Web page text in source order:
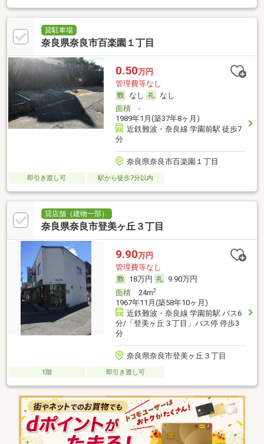
貸駐車場
奈良県奈良市百楽園１丁目
0.50万円
管理費等なし
なし
なし
面積-
1989年1月(築37年8ヶ月)
近鉄難波・奈良線 学園前駅 徒歩7
分
奈良県奈良市百楽園１丁目
即引き渡し可 駅から徒歩7分以内
貸店舗（建物一部）
奈良県奈良市登美ヶ丘３丁目
9.90万円
管理費等なし
18万円
9.90万円
面積24m2
1967年11月(築58年10ヶ月)
近鉄難波・奈良線 学園前駅 バス6
分/「登美ヶ丘３丁目」バス停 停歩3
分
奈良県奈良市登美ヶ丘３丁目
1階 即引き渡し可